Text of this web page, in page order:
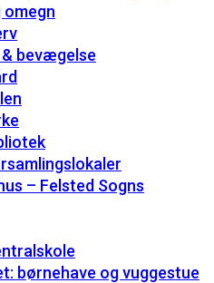
omegn
bevægelse
– Felsted Sogns
børnehave og vuggestue